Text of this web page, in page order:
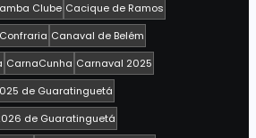
Clube Cacique de Ramos
Canaval de Belém
CarnaCunha Carnaval 2025
de Guaratinguetá
de Guaratinguetá